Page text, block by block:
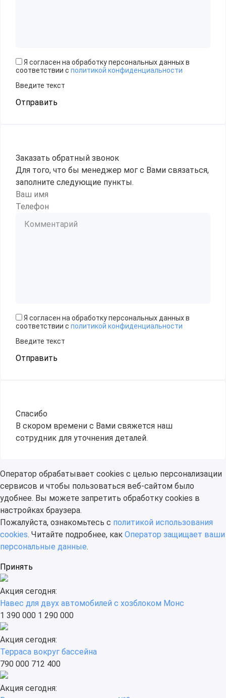
Я согласен на обработку персональных данных в
соответствии с политикой конфиденциальности
Введите текст
Отправить
Заказать обратный звонок
Для того, что бы менеджер мог с Вами связаться,
заполните следующие пункты.
Я согласен на обработку персональных данных в
соответствии с политикой конфиденциальности
Введите текст
Отправить
Спасибо
В скором времени с Вами свяжется наш
сотрудник для уточнения деталей.
Оператор обрабатывает cookies с целью персонализации
сервисов и чтобы пользоваться веб-сайтом было
удобнее. Вы можете запретить обработку сookies в
настройках браузера.
Пожалуйста, ознакомьтесь с политикой использования
cookies. Читайте подробнее, как Оператор защищает ваши
персональные данные.
Принять
Акция сегодня:
Навес для двух автомобилей с хозблоком Монс
1 390 000 1 290 000
Акция сегодня:
Терраса вокруг бассейна
790 000 712 400
Акция сегодня: